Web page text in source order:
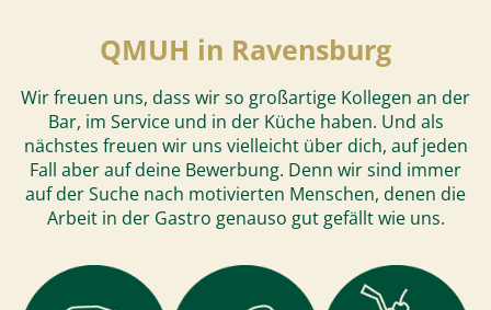
QMUH in Ravensburg
Wir freuen uns, dass wir so großartige Kollegen an der
Bar, im Service und in der Küche haben. Und als
nächstes freuen wir uns vielleicht über dich, auf jeden
Fall aber auf deine Bewerbung. Denn wir sind immer
auf der Suche nach motivierten Menschen, denen die
Arbeit in der Gastro genauso gut gefällt wie uns.